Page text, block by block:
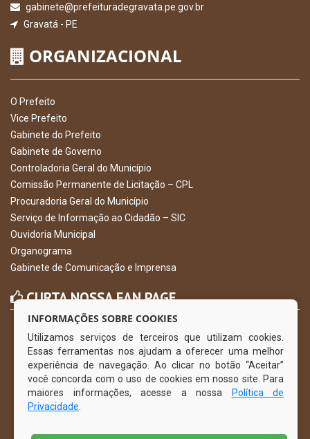
gabinete@prefeituradegravata.pe.gov.br
Gravatá - PE
ORGANIZACIONAL
O Prefeito
Vice Prefeito
Gabinete do Prefeito
Gabinete de Governo
Controladoria Geral do Município
Comissão Permanente de Licitação – CPL
Procuradoria Geral do Município
Serviço de Informação ao Cidadão – SIC
Ouvidoria Municipal
Organograma
Gabinete de Comunicação e Imprensa
CURTA NOSSA FAN PAGE
INFORMAÇÕES SOBRE COOKIES
Utilizamos serviços de terceiros que utilizam cookies.
Essas ferramentas nos ajudam a oferecer uma melhor
experiência de navegação. Ao clicar no botão “Aceitar”
você concorda com o uso de cookies em nosso site. Para
maiores informações, acesse a nossa
Política de
Privacidade